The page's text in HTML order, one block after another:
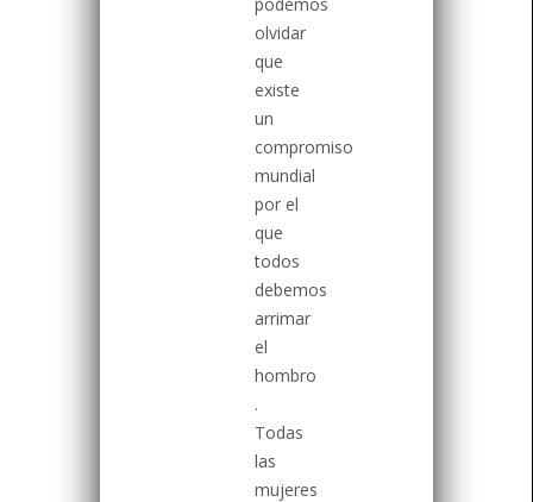
olvidar
que
existe
un
compromiso
mundial
por el
que
todos
debemos
arrimar
el
hombro
.
Todas
las
mujeres